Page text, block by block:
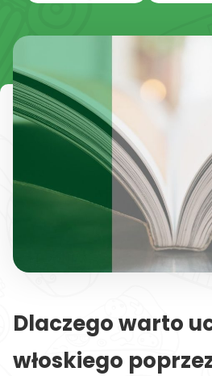
Dlaczego warto
włoskiego